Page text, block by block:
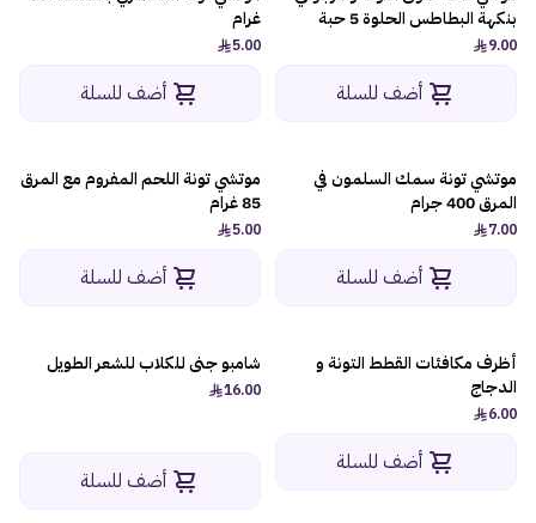
بنكهة البطاطس الحلوة 5 حبة
9.00
أضف للسلة
غرام
5.00
أضف للسلة
موتشي تونة سمك السلمون في
المرق 400 جرام
7.00
أضف للسلة
موتشي تونة اللحم المفروم مع المرق
85 غرام
5.00
أضف للسلة
أظرف مكافئات القطط التونة و
الدجاج
6.00
أضف للسلة
شامبو جنى للكلاب للشعر الطويل
16.00
أضف للسلة